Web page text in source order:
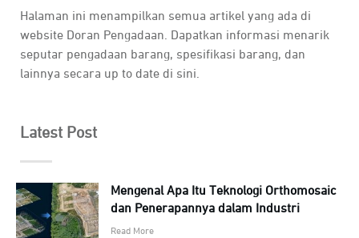
Halaman ini menampilkan semua artikel yang ada di
website Doran Pengadaan. Dapatkan informasi menarik
seputar pengadaan barang, spesifikasi barang, dan
lainnya secara up to date di sini.
Latest Post
Mengenal Apa Itu Teknologi Orthomosaic
dan Penerapannya dalam Industri
Read More